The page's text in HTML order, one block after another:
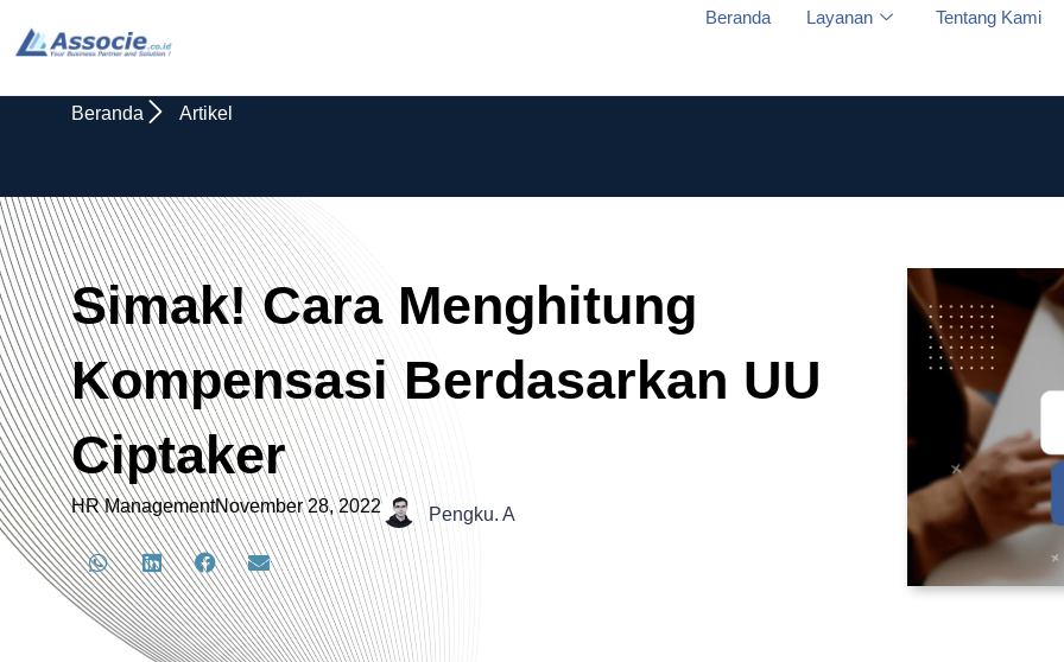
Beranda Layanan Tentang Kami
Beranda Artikel
Simak! Cara Menghitung
Kompensasi Berdasarkan UU
Ciptaker
HR ManagementNovember 28, 2022 Pengku. A